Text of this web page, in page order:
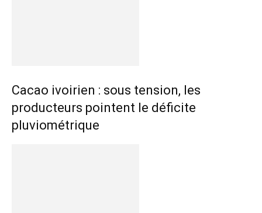
Cacao ivoirien : sous tension, les
producteurs pointent le déficite
pluviométrique